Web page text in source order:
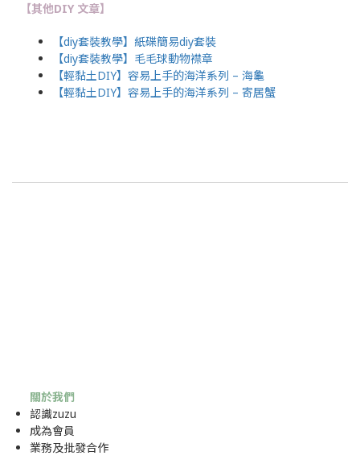
【其他DIY 文章】
【diy套裝教學】紙碟簡易diy套裝
【diy套裝教學】 毛毛球動物襟章
【輕黏土DIY】容易上手的海洋系列 – 海龜
【輕黏土DIY】容易上手的海洋系列 – 寄居蟹
關於我們
認識zuzu
成為會員
業務及批發合作